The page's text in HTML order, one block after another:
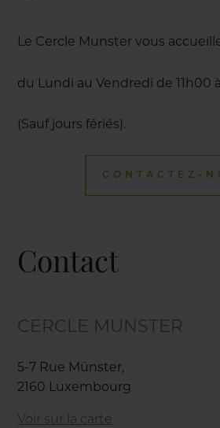
Le Cercle Munster vous
du Lundi au Vendredi de 11h00
(Sauf jours fériés).
CONTACTEZ-
Contact
CERCLE MUNSTER
5-7 Rue Münster,
2160 Luxembourg
Voir sur la carte